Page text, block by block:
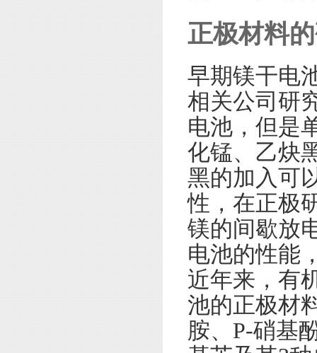
正极材料
早期镁干电
相关公司研
电池，但是
化锰、乙炔
黑的加入可
性，在正极
镁的间歇放
电池的性能
近年来，有
池的正极材
胺、P-硝基